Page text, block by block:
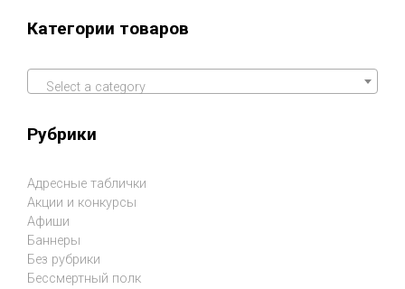
Категории товаров
Select a category
Рубрики
Адресные таблички
Акции и конкурсы
Афиши
Баннеры
Без рубрики
Бессмертный полк